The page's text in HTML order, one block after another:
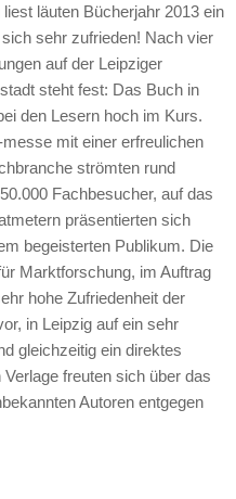
läuten Bücherjahr 2013 ein
sehr zufrieden! Nach vier
auf der Leipziger
steht fest: Das Buch in
den Lesern hoch im Kurs.
mit einer erfreulichen
strömten rund
Fachbesucher, auf das
präsentierten sich
begeisterten Publikum. Die
Marktforschung, im Auftrag
hohe Zufriedenheit der
in Leipzig auf ein sehr
gleichzeitig ein direktes
freuten sich über das
Autoren entgegen